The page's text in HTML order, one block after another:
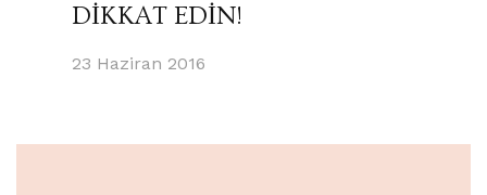
DİKKAT EDİN!
23 Haziran 2016